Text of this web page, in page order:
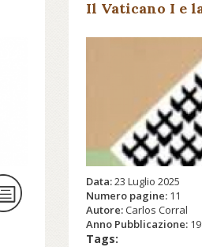
Il Vaticano I e
Data:23 Luglio 2025
Numero pagine: 11
Autore:Carlos Corral
Anno Pubblicazione:
Tags: